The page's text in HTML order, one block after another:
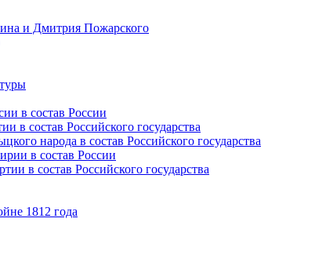
и Дмитрия Пожарского
в состав России
в состав Российского государства
народа в состав Российского государства
в состав России
в состав Российского государства
1812 года